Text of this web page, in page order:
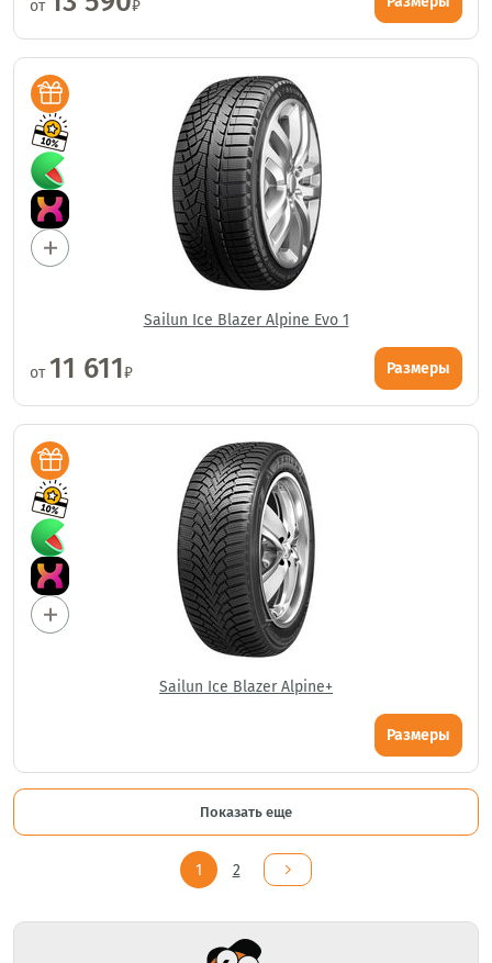
от ₽
Sailun Ice Blazer Alpine Evo 1
от11 611₽ Размеры
Sailun Ice Blazer Alpine+
Размеры
Показать еще
1 2